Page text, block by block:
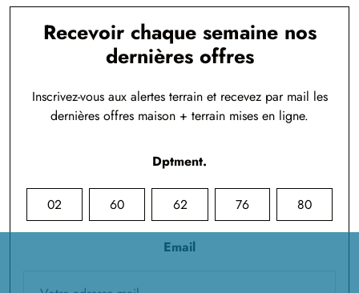
Recevoir chaque semaine nos
dernières offres
Inscrivez-vous aux alertes terrain et recevez par mail les
dernières offres maison + terrain mises en ligne.
Dptment.
02 60 62 76 80
Email